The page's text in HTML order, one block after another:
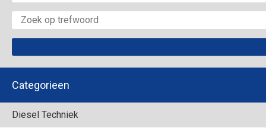
Categorieen
Diesel Techniek